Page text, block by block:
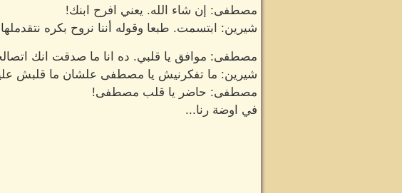
مصطفى: إن شاء الله. يعني افرح ابنك!
شيرين: ابتسمت. طبعا وقوله أننا نروح بكره
مصطفى: موافق يا قلبي. ده انا ما صدقت انك
شيرين: ما تفكرنيش يا مصطفى علشان ما قلبش
مصطفى: حاضر يا قلب مصطفى!
في اوضة رنا...